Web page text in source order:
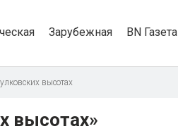
Зарубежная BN Газета
высотах
высотах»